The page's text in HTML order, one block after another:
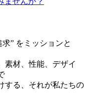
” をミッションと
素材、性能、デザイ
する、それが私たちの